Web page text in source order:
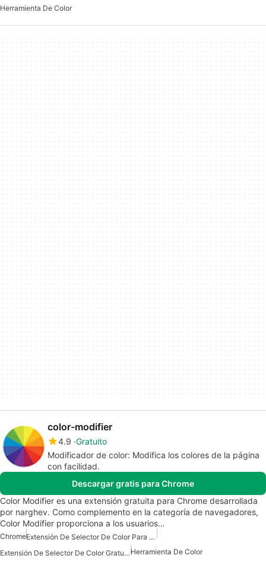
Herramienta De Color
color-modifier
4.9 Gratuito
Modificador de color: Modifica los colores de la página
con facilidad.
Descargar gratis para Chrome
Color Modifier es una extensión gratuita para Chrome desarrollada
por narghev. Como complemento en la categoría de navegadores,
Color Modifier proporciona a los usuarios…
Chrome
Extensión De Selector De Color Para Chrome
Extensión De Selector De Color GratuitaHerramienta De Color